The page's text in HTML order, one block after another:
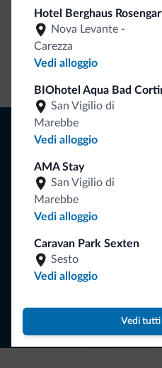
Hotel Berghaus
Nova Levante -
Carezza
Vedi alloggio
BIOhotel Aqua Bad
San Vigilio di
Marebbe
Vedi alloggio
AMA Stay
San Vigilio di
Marebbe
Vedi alloggio
Caravan Park Sexten
Sesto
Vedi alloggio
Vedi tutti
Vantaggi esclusivi
Contatto
diretto
Riceverai informazioni,
vacanza